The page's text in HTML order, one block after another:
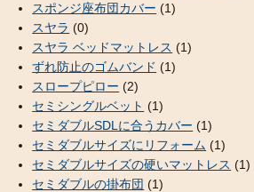
スポンジ座布団カバー (1)
スヤラ (0)
スヤラ ベッドマットレス (1)
ずれ防止のゴムバンド (1)
スロープピロー (2)
セミシングルベット (1)
セミダブルSDLに合うカバー (1)
セミダブルサイズにリフォーム (1)
セミダブルサイズの硬いマットレス (1)
セミダブルの掛布団 (1)